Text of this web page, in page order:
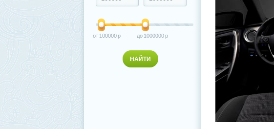
100000 1000000